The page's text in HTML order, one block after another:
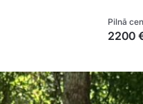
Pilnā
2200